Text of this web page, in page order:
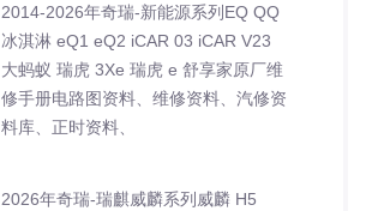
2014-2026年奇瑞-新能源系列EQ QQ
冰淇淋 eQ1 eQ2 iCAR 03 iCAR V23
大蚂蚁 瑞虎 3Xe 瑞虎 e 舒享家原厂维
修手册电路图资料、维修资料、汽修资
料库、正时资料、
2026年奇瑞-瑞麒威麟系列威麟 H5